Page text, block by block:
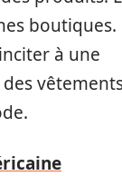
boutiques.
à une